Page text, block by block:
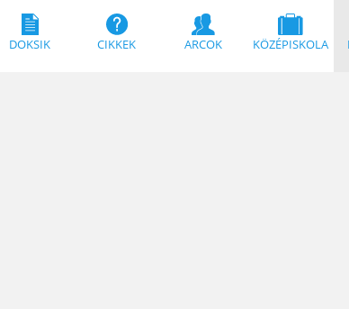
DOKSIK CIKKEK ARCOK KÖZÉPISKOLA